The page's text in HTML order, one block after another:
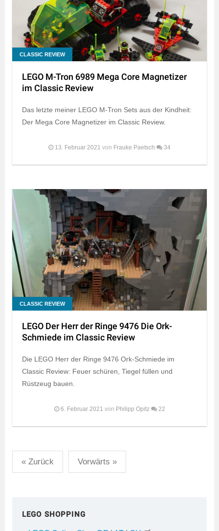
CLASSIC REVIEW
LEGO M-Tron 6989 Mega Core Magnetizer
im Classic Review
Das letzte meiner LEGO M-Tron Sets aus der Kindheit:
Der Mega Core Magnetizer im Classic Review.
13. Februar 2021 von Frauke Paetsch 34
CLASSIC REVIEW
LEGO Der Herr der Ringe 9476 Die Ork-
Schmiede im Classic Review
Die LEGO Herr der Ringe 9476 Ork-Schmiede im
Classic Review: Feuer schüren, Tiegel füllen und
Rüstzeug bauen.
6. Februar 2021 von Philipp Opitz 22
Seitennummerierung
der
« Zurück Vorwärts »
LEGO SHOPPING